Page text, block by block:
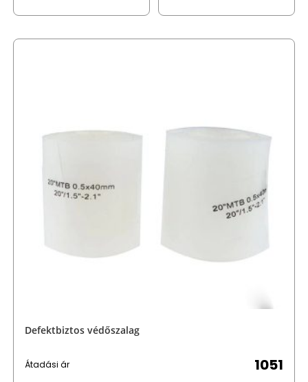
Defektbiztos védőszalag
Átadási ár 1051